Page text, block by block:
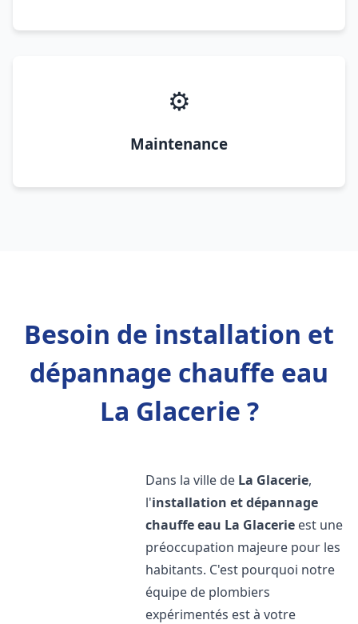
⚙️
Maintenance
Besoin de installation et
dépannage chauffe eau
La Glacerie ?
Dans la ville de La Glacerie,
l'installation et dépannage
chauffe eau La Glacerie est une
préoccupation majeure pour les
habitants. C'est pourquoi notre
équipe de plombiers
expérimentés est à votre